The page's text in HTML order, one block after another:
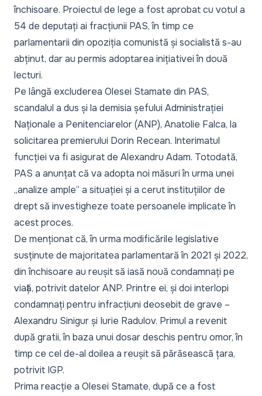
închisoare. Proiectul de lege a fost aprobat cu votul a
54 de deputați ai fracțiunii PAS, în timp ce
parlamentarii din opoziția comunistă și socialistă s-au
abținut, dar au permis adoptarea inițiativei în două
lecturi.
Pe lângă excluderea Olesei Stamate din PAS,
scandalul a dus și la demisia șefului Administrației
Naționale a Penitenciarelor (ANP), Anatolie Falca, la
solicitarea premierului Dorin Recean. Interimatul
funcției va fi asigurat de Alexandru Adam. Totodată,
PAS a anunțat că va adopta noi măsuri în urma unei
„analize ample” a situației și a cerut instituțiilor de
drept să investigheze toate persoanele implicate în
acest proces.
De menționat că, în urma modificările legislative
susținute de majoritatea parlamentară în 2021 și 2022,
din închisoare au reușit să iasă nouă condamnați pe
viață, potrivit datelor ANP. Printre ei, și doi interlopi
condamnați pentru infracțiuni deosebit de grave –
Alexandru Sinigur și Iurie Radulov. Primul a revenit
după gratii, în baza unui dosar deschis pentru omor, în
timp ce cel de-al doilea a reușit să părăsească țara,
potrivit IGP.
Prima reacție a Olesei Stamate, după ce a fost